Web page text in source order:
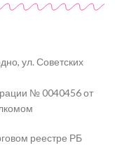
ул. Советских
№ 0040456 от
реестре РБ